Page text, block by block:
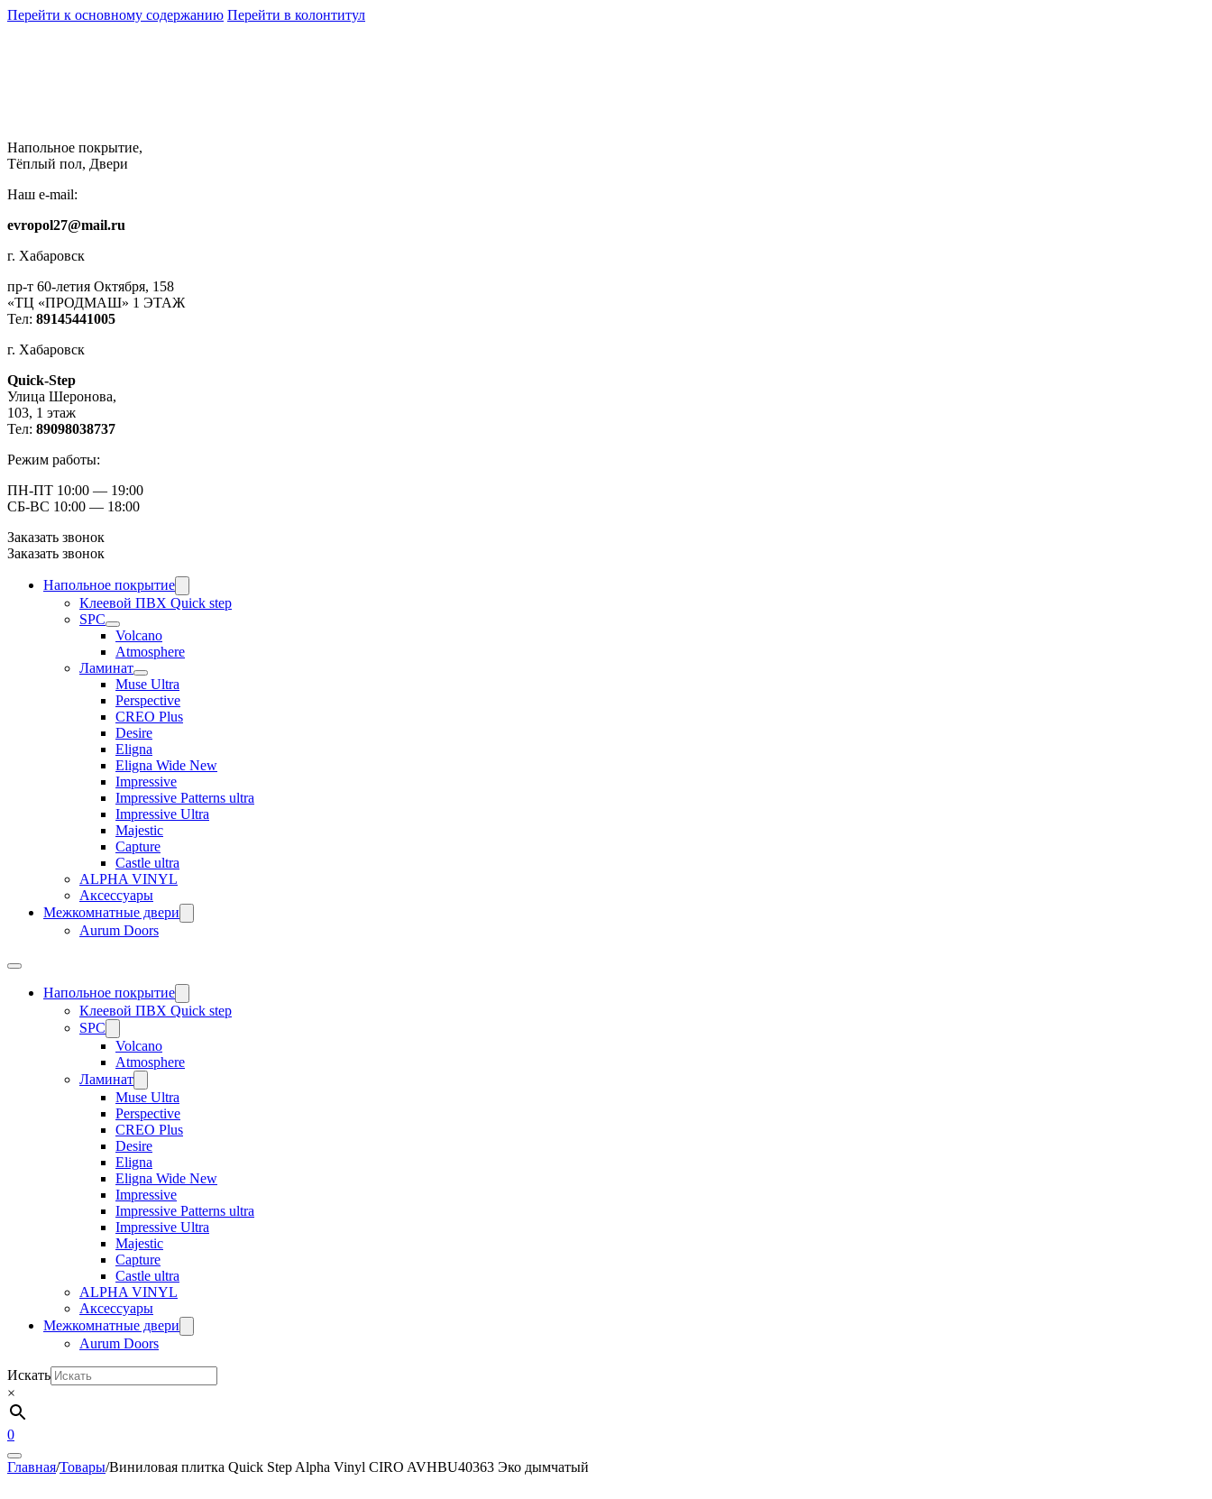
Перейти к основному содержанию Перейти в колонтитул
Напольное покрытие,
Тёплый пол, Двери
Наш e-mail:
evropol27@mail.ru
г. Хабаровск
пр-т 60-летия Октября, 158
«ТЦ «ПРОДМАШ» 1 ЭТАЖ
Тел: 89145441005
г. Хабаровск
Quick-Step
​Улица Шеронова,
103, ​1 этаж
Тел: 89098038737
Режим работы:
ПН-ПТ 10:00 — 19:00
СБ-ВС 10:00 — 18:00
Заказать звонок
Заказать звонок
Напольное покрытие
Клеевой ПВХ Quick step
SPC
Volcano
Atmosphere
Ламинат
Muse Ultra
Perspective
CREO Plus
Desire
Eligna
Eligna Wide New
Impressive
Impressive Patterns ultra
Impressive Ultra
Majestic
Capture
Castle ultra
ALPHA VINYL
Аксессуары
Межкомнатные двери
Aurum Doors
Напольное покрытие
Клеевой ПВХ Quick step
SPC
Volcano
Atmosphere
Ламинат
Muse Ultra
Perspective
CREO Plus
Desire
Eligna
Eligna Wide New
Impressive
Impressive Patterns ultra
Impressive Ultra
Majestic
Capture
Castle ultra
ALPHA VINYL
Аксессуары
Межкомнатные двери
Aurum Doors
Искать
×
0
Главная/Товары/Виниловая плитка Quick Step Alpha Vinyl CIRO AVHBU40363 Эко дымчатый